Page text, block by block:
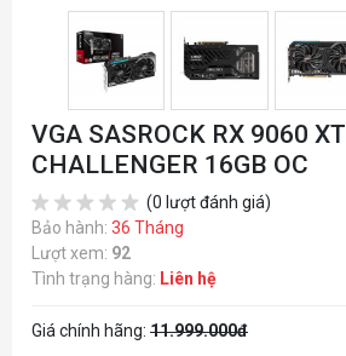
VGA SASROCK RX 9060 XT
CHALLENGER 16GB OC
(0 lượt đánh giá)
Bảo hành: 36 Tháng
Lượt xem: 92
Tình trạng hàng: Liên hệ
Giá chính hãng: 11.999.000đ